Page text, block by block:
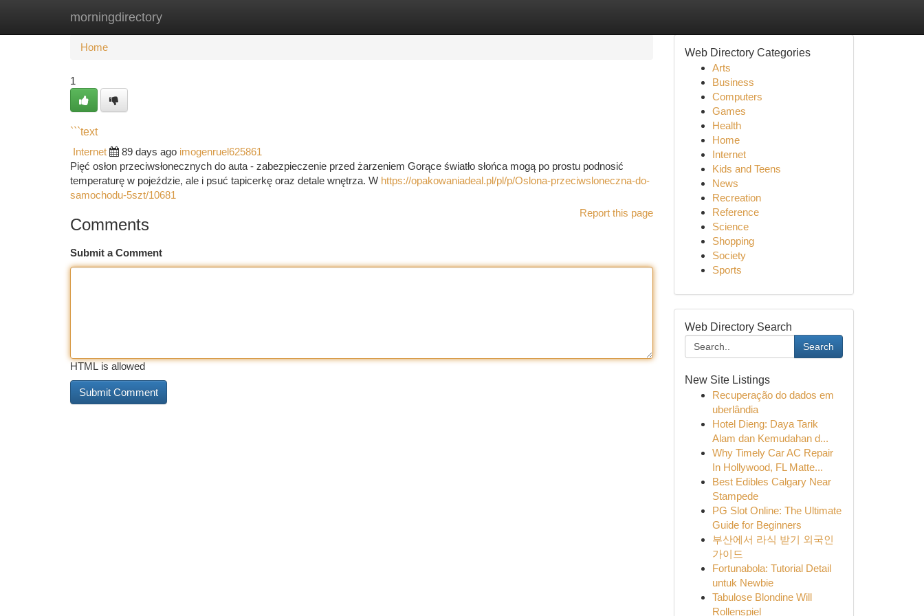
morningdirectory
Home New Site Listings
Home
1
```text
Internet
89 days ago imogenruel625861
Pięć osłon przeciwsłonecznych do auta - zabezpieczenie przed żarzeniem Gorące światło słońca mogą po prostu podnosić
temperaturę w pojeździe, ale i psuć tapicerkę oraz detale wnętrza. W https://opakowaniadeal.pl/pl/p/Oslona-przeciwsloneczna-do-
samochodu-5szt/10681
Report this page
Comments
Submit a Comment
HTML is allowed
Web Directory Categories
Arts
Business
Computers
Games
Health
Home
Internet
Kids and Teens
News
Recreation
Reference
Science
Shopping
Society
Sports
Web Directory Search
Search
New Site Listings
Recuperação do dados em
uberlândia
Hotel Dieng: Daya Tarik
Alam dan Kemudahan d...
Why Timely Car AC Repair
In Hollywood, FL Matte...
Best Edibles Calgary Near
Stampede
PG Slot Online: The Ultimate
Guide for Beginners
부산에서 라식 받기 외국인
가이드
Fortunabola: Tutorial Detail
untuk Newbie
Tabulose Blondine Will
Rollenspiel